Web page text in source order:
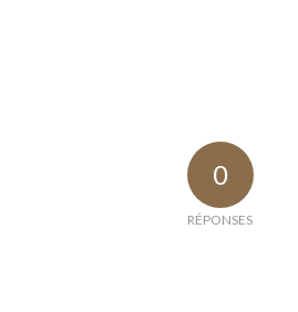
0
RÉPONSES